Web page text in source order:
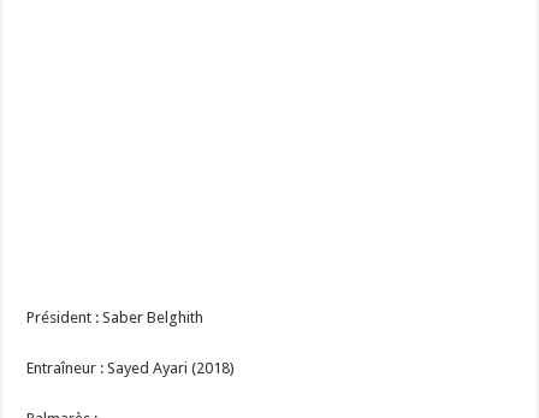
Président : Saber Belghith
Entraîneur : Sayed Ayari (2018)